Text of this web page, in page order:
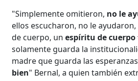
"Simplemente omitieron, no le
ellos escucharon, no le
de cuerpo, unespíritu de
solamente guarda la
madre que guarda las
bien" Bernal, a quien también